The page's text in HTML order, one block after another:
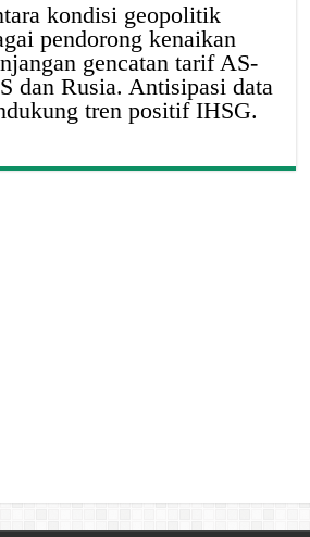
kondisi geopolitik
pendorong kenaikan
gencatan tarif AS-
dan Rusia. Antisipasi data
tren positif IHSG.